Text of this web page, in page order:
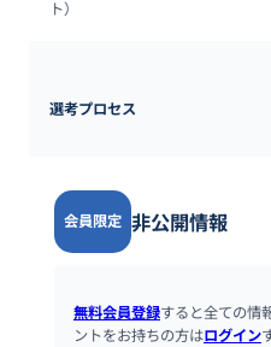
ト）
選考プロセス
会員限定 非公開情報
無料会員登録すると全ての情
ントをお持ちの方はログイン